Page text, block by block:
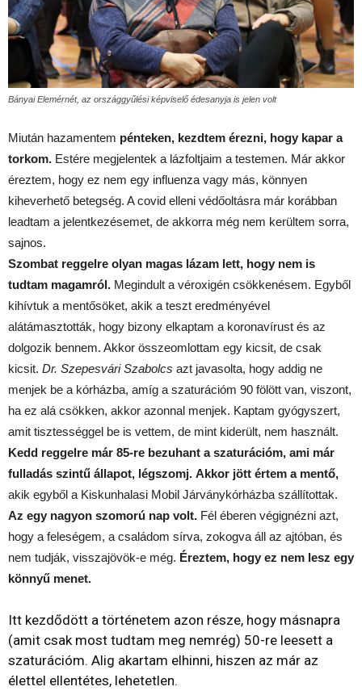
Bányai Elemérnét, az országgyűlési képviselő édesanyja is jelen volt
Miután hazamentem pénteken, kezdtem érezni, hogy kapar a
torkom. Estére megjelentek a lázfoltjaim a testemen. Már akkor
éreztem, hogy ez nem egy influenza vagy más, könnyen
kiheverhető betegség. A covid elleni védőoltásra már korábban
leadtam a jelentkezésemet, de akkorra még nem kerültem sorra,
sajnos.
Szombat reggelre olyan magas lázam lett, hogy nem is
tudtam magamról. Megindult a véroxigén csökkenésem. Egyből
kihívtuk a mentősöket, akik a teszt eredményével
alátámasztották, hogy bizony elkaptam a koronavírust és az
dolgozik bennem. Akkor összeomlottam egy kicsit, de csak
kicsit. Dr. Szepesvári Szabolcs azt javasolta, hogy addig ne
menjek be a kórházba, amíg a szaturációm 90 fölött van, viszont,
ha ez alá csökken, akkor azonnal menjek. Kaptam gyógyszert,
amit tisztességgel be is vettem, de mint kiderült, nem használt.
Kedd reggelre már 85-re bezuhant a szaturációm, ami már
fulladás szintű állapot, légszomj. Akkor jött értem a mentő,
akik egyből a Kiskunhalasi Mobil Járványkórházba szállítottak.
Az egy nagyon szomorú nap volt. Fél éberen végignézni azt,
hogy a feleségem, a családom sírva, zokogva áll az ajtóban, és
nem tudják, visszajövök-e még. Éreztem, hogy ez nem lesz egy
könnyű menet.
Itt kezdődött a történetem azon része, hogy másnapra
(amit csak most tudtam meg nemrég) 50-re leesett a
szaturációm. Alig akartam elhinni, hiszen az már az
élettel ellentétes, lehetetlen.